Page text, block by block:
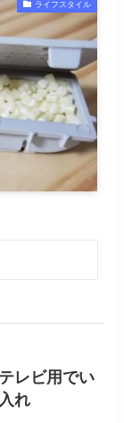
ライフスタイル
レビ用でい
れ